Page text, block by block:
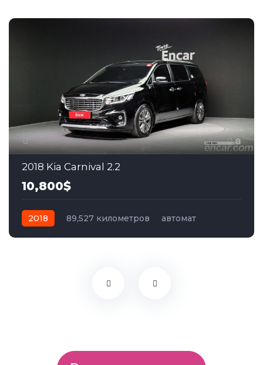
8
2018 Kia Carnival 2.2
10,800$
2018 89,527 километров
автомат